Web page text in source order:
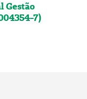
Gestão
7)